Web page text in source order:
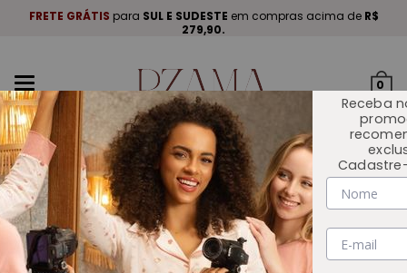
FRETE GRÁTIS para SUL E SUDESTE em compras acima de R$
279,90.
navegação
0
INÍCIO OCASIÃO DE USO PAI E FILHO
Receba